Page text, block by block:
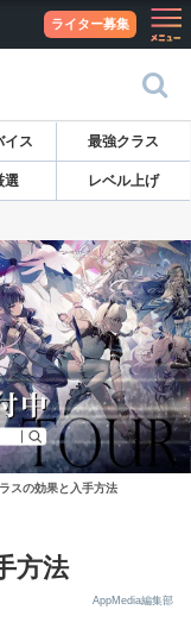
ライター募集
イス 最強クラス
選 レベル上げ
スの効果と入手方法
方法
AppMedia編集部